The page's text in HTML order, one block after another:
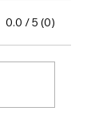
baseados na
não
do
0.0 / 5 (0)